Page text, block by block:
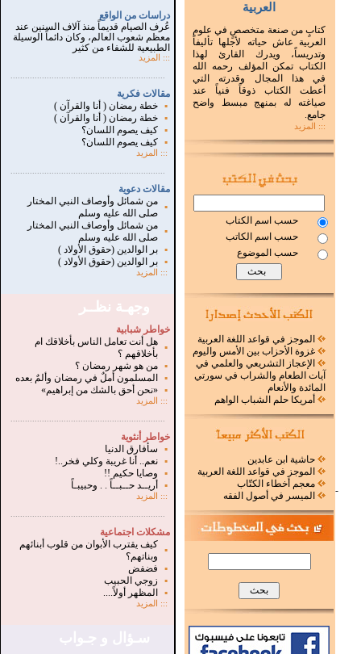
دراسات من الواقع
عُرف الصيام قديماً منذ آلاف السنين عند
معظم شعوب العالم، وكان دائماً الوسيلة
الطبيعية للشفاء من كثير
:::
المزيد
مقالات فكرية
▪
خطة رمضان ( أنا والقرآن )
▪
خطة رمضان ( أنا والقرآن )
▪
كيف يصوم اللسان؟
▪
كيف يصوم اللسان؟
:::
المزيد
مقالات دعوية
▪
من شمائل وأوصاف النبي المختار
صلى الله عليه وسلم
▪
من شمائل وأوصاف النبي المختار
صلى الله عليه وسلم
▪
بر الوالدين (حقوق الأولاد )
▪
بر الوالدين (حقوق الأولاد )
::: المزيد
وجهـة نظــر
خواطر شبابية
▪
هل أنت تعامل الناس بأخلاقك ام
بأخلاقهم ؟
▪
من هو شهر رمضان ؟
▪
المسلمون أملٌ في رمضان وألمٌ بعده
▪
«نحن أحق بالشك من إبراهيم»
:::
المزيد
خواطر أنثوية
▪
سأفارق الدنيا
▪
نعم.. أنا غريبة وكلي فخر..!
▪
وصايا حكيم !!
▪
أريــد حــبــاً . . وحبيبـاً
:::
المزيد
مشكلات اجتماعية
▪
كيف يقترب الأبوان من قلوب أبنائهم
وبناتهم؟
▪
فضفض
▪
زوجي الحبيب
▪
المظهر أولاً....
::: المزيد
العربية
كتابٍ من صنعة متخصصٍ في علوم
العربية عاش حياته لأجلها تأليفاً
وتدريساً، ويدرك القارئ لهذا
الكتاب تمكن المؤلف رحمه الله
في هذا المجال وقدرته التي
أعطت الكتاب ذوقاً فنياً عند
صياغته له بمنهج مبسط واضح
جامع.
::: المزيد
حسب اسم الكتاب
حسب اسم الكاتب
حسب الموضوع
الموجز في قواعد اللغة العربية
غزوة الأحزاب بين الأمس واليوم
الإعجاز التشريعي والعلمي في
آيات الطعام والشراب في سورتي
المائدة والأنعام
أمريكا حلم الشباب الواهم
حاشية ابن عابدين
الموجز في قواعد اللغة العربية
معجم أخطاء الكتّاب
الميسر في أصول الفقه
-